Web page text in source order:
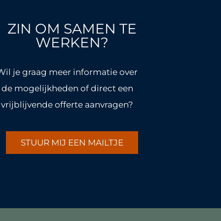
ZIN OM SAMEN TE
WERKEN?
je graag meer informatie over
de mogelijkheden of direct een
vrijblijvende offerte aanvragen?
STUUR MIJ EEN MAILTJE